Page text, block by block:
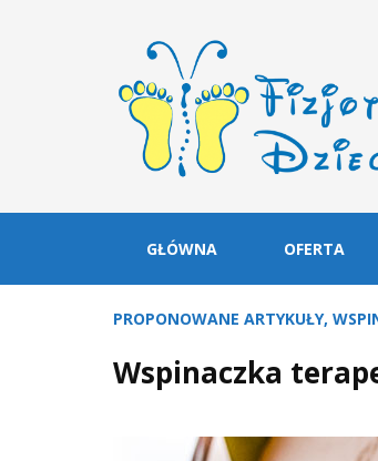
GŁÓWNA OFERTA
PROPONOWANE ARTYKUŁY,
Wspinaczka